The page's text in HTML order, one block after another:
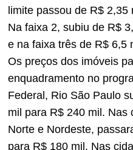
limite passou de R$ 2,35
Na faixa 2, subiu de R$
e na faixa três de R$ 6,5
Os preços dos imóveis
enquadramento no
Federal, Rio São Paulo
mil para R$ 240 mil. Nas
Norte e Nordeste,
para R$ 180 mil. Nas